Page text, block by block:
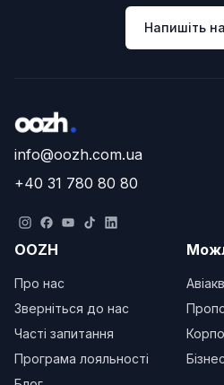
Напишіть
info@oozh.com.ua
+40 31 780 80 80
OOZH
Про нас
Зверніться до нас
Часті запитання
Програма лояльності